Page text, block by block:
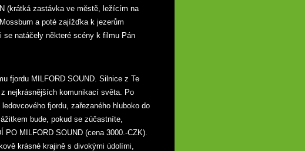
(krátká zastávka ve městě, ležícím na
a poté zajížďka k jezerům
natáčely některé scény k filmu Pán
fjordu MILFORD SOUND. Silnice z Te
nejkrásnějších komunikací světa. Po
fjordu, zařezaného hluboko do
bude, pokud se zúčastníte,
PO MILFORD SOUND (cena 3000.-CZK).
krásné krajině s divokými údolími,